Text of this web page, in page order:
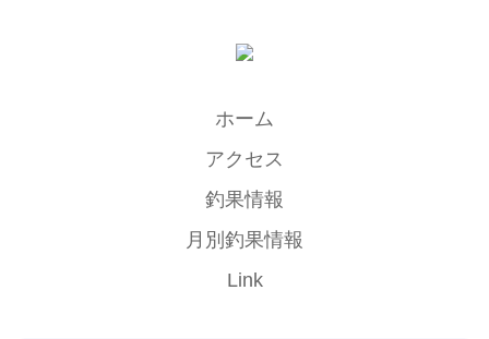
ホーム
アクセス
釣果情報
月別釣果情報
Link